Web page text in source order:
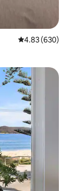
平均评分 4.83
4.83 (630)